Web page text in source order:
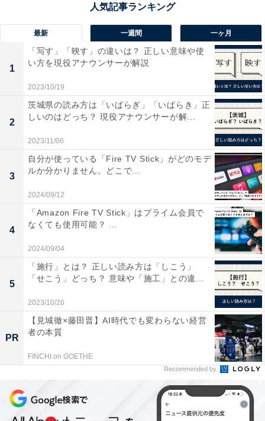
あくまでも理論値ですが、Wi-Fi 4以前のルーターは極端
に遅いです。もし、Wi-Fi 4以前のWi-Fiルーターを使用
している場合は、すぐに買い替えるべきでしょう。Wi-Fi
6とWi-Fi 5は、Wi-Fi 4以前ほど違いはありませんが、実
際に使ってみると、Wi-Fi 5よりWi-Fi 6の方が体感的に速
いと感じます。買い替えてよかったと感じると思いま
す。
もちろん、先を見越して少々高価ですがWi-Fi 7対応のル
ーターを購入しておくということもよいでしょう。
iPhone 11以降であればWi-Fi 6に対応
いくらWi-Fiルーターを高速なものにしても、接続するス
最新 一週間 一ヶ月
1
「写す」「映す」の違いは？ 正しい意味や使
い方を現役アナウンサーが解説
2023/10/19
2
茨城県の読み方は「いばらぎ」「いばらき」正
しいのはどっち？ 現役アナウンサーが解...
2023/11/06
3
自分が使っている「Fire TV Stick」がどのモデ
ルか分かりません。どこで...
2024/09/12
4
「Amazon Fire TV Stick」はプライム会員で
なくても使用可能？ ...
2024/09/04
5
「施行」とは？ 正しい読み方は「しこう」
「せこう」どっち？ 意味や「施工」との違...
2023/10/26
PR
【見城徹×藤田晋】AI時代でも変わらない経営
者の本質
FINCHI on GOETHE
Recommended by